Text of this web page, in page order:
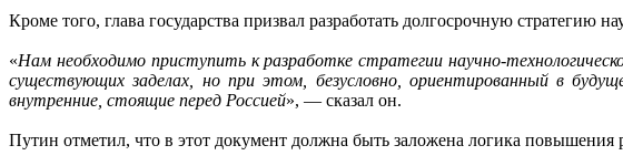
Кроме того, глава государства призвал разработать долгосрочную стратегию
«Нам необходимо приступить к разработке стратегии научно-
существующих заделах, но при этом, безусловно, ориентированный в
внутренние, стоящие перед Россией», — сказал он.
Путин отметил, что в этот документ должна быть заложена логика